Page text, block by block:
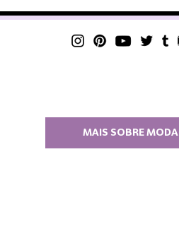
MAIS SOBRE MODA